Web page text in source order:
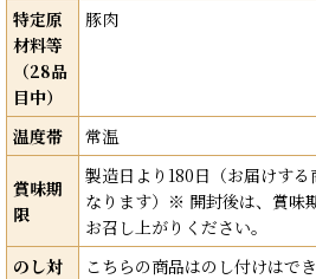
特定原
材料等
（28品
目中）
豚肉
温度帯 常温
賞味期
限
製造日より180日（お届けす
なります）※ 開封後は、賞味
お召し上がりください。
のし対
こちらの商品はのし付けはでき